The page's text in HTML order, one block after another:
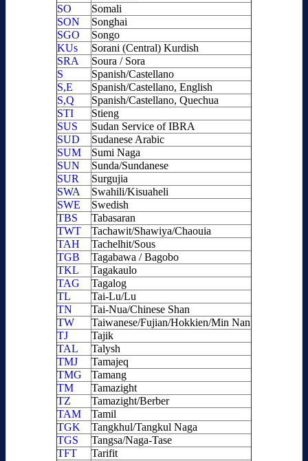
SO
Somali
SON
Songhai
SGO
Songo
KUs
Sorani (Central) Kurdish
SRA
Soura / Sora
S
Spanish/Castellano
S,E
Spanish/Castellano, English
S,Q
Spanish/Castellano, Quechua
STI
Stieng
SUS
Sudan Service of IBRA
SUD
Sudanese Arabic
SUM
Sumi Naga
SUN
Sunda/Sundanese
SUR
Surgujia
SWA
Swahili/Kisuaheli
SWE
Swedish
TBS
Tabasaran
TWT
Tachawit/Shawiya/Chaouia
TAH
Tachelhit/Sous
TGB
Tagabawa / Bagobo
TKL
Tagakaulo
TAG
Tagalog
TL
Tai-Lu/Lu
TN
Tai-Nua/Chinese Shan
TW
Taiwanese/Fujian/Hokkien/Min Nan
TJ
Tajik
TAL
Talysh
TMJ
Tamajeq
TMG
Tamang
TM
Tamazight
TZ
Tamazight/Berber
TAM
Tamil
TGK
Tangkhul/Tangkul Naga
TGS
Tangsa/Naga-Tase
TFT
Tarifit